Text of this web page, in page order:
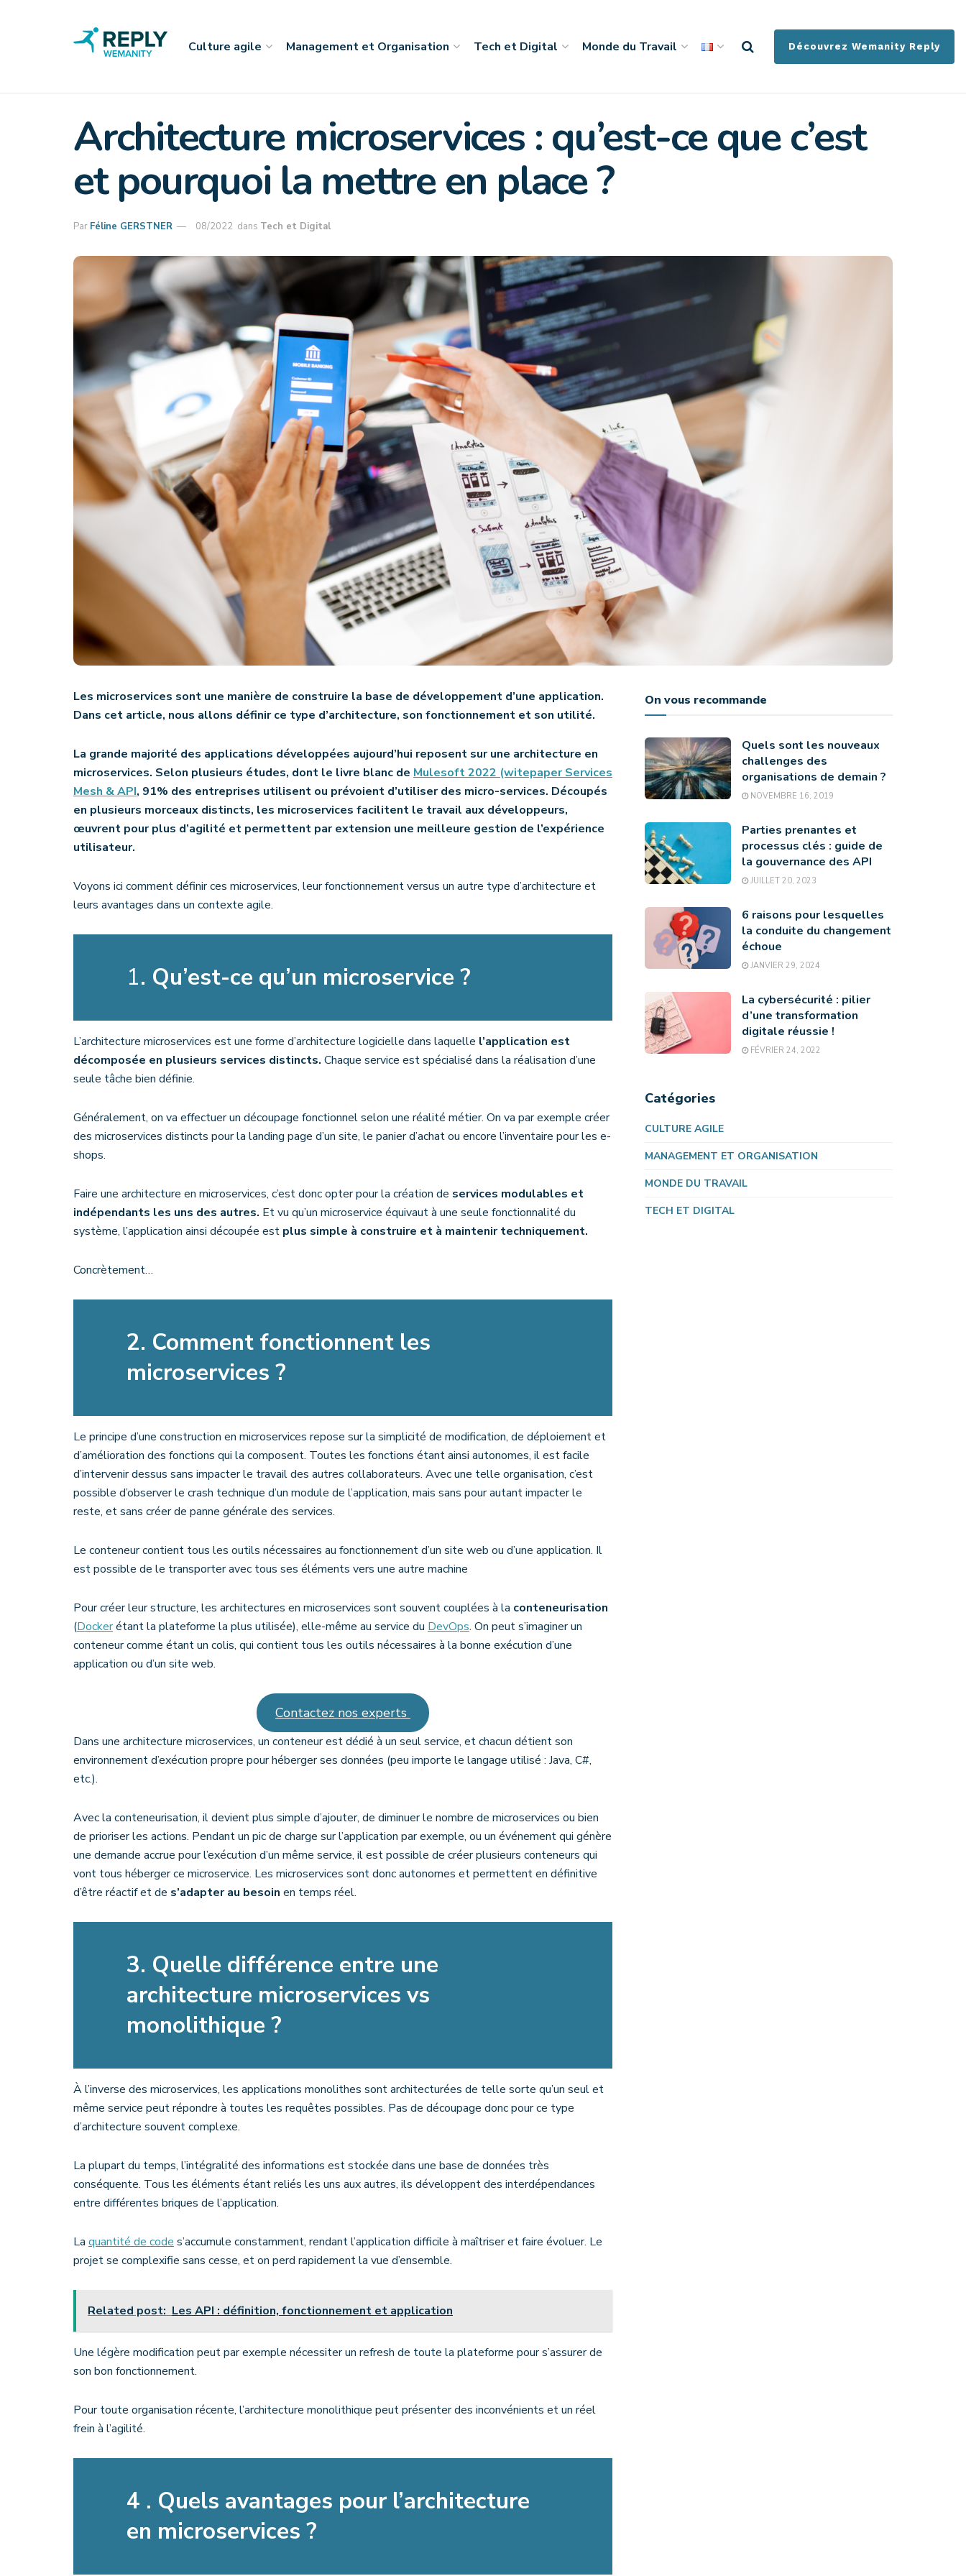
Culture agile Management et Organisation Tech et Digital Monde du Travail Découvrez Wemanity Reply
Architecture microservices : qu’est-ce que c’est
et pourquoi la mettre en place ?
Par Féline GERSTNER 08/2022 dans Tech et Digital
Les microservices sont une manière de construire la base de développement d’une application.
Dans cet article, nous allons définir ce type d’architecture, son fonctionnement et son utilité.
La grande majorité des applications développées aujourd’hui reposent sur une architecture en
microservices. Selon plusieurs études, dont le livre blanc de Mulesoft 2022 (witepaper Services
Mesh & API, 91% des entreprises utilisent ou prévoient d’utiliser des micro-services. Découpés
en plusieurs morceaux distincts, les microservices facilitent le travail aux développeurs,
œuvrent pour plus d’agilité et permettent par extension une meilleure gestion de l’expérience
utilisateur.
Voyons ici comment définir ces microservices, leur fonctionnement versus un autre type d’architecture et
leurs avantages dans un contexte agile.
1. Qu’est-ce qu’un microservice ?
L’architecture microservices est une forme d’architecture logicielle dans laquelle l’application est
décomposée en plusieurs services distincts. Chaque service est spécialisé dans la réalisation d’une
seule tâche bien définie.
Généralement, on va effectuer un découpage fonctionnel selon une réalité métier. On va par exemple créer
des microservices distincts pour la landing page d’un site, le panier d’achat ou encore l’inventaire pour les e-
shops.
Faire une architecture en microservices, c’est donc opter pour la création de services modulables et
indépendants les uns des autres. Et vu qu’un microservice équivaut à une seule fonctionnalité du
système, l’application ainsi découpée est plus simple à construire et à maintenir techniquement.
Concrètement…
2. Comment fonctionnent les
microservices ?
Le principe d’une construction en microservices repose sur la simplicité de modification, de déploiement et
d’amélioration des fonctions qui la composent. Toutes les fonctions étant ainsi autonomes, il est facile
d’intervenir dessus sans impacter le travail des autres collaborateurs. Avec une telle organisation, c’est
possible d’observer le crash technique d’un module de l’application, mais sans pour autant impacter le
reste, et sans créer de panne générale des services.
Le conteneur contient tous les outils nécessaires au fonctionnement d’un site web ou d’une application. Il
est possible de le transporter avec tous ses éléments vers une autre machine
Pour créer leur structure, les architectures en microservices sont souvent couplées à la conteneurisation
(Dockerétant la plateforme la plus utilisée), elle-même au service du DevOps. On peut s’imaginer un
conteneur comme étant un colis, qui contient tous les outils nécessaires à la bonne exécution d’une
application ou d’un site web.
Contactez nos experts
Dans une architecture microservices, un conteneur est dédié à un seul service, et chacun détient son
environnement d’exécution propre pour héberger ses données (peu importe le langage utilisé : Java, C#,
etc.).
Avec la conteneurisation, il devient plus simple d’ajouter, de diminuer le nombre de microservices ou bien
de prioriser les actions. Pendant un pic de charge sur l’application par exemple, ou un événement qui génère
une demande accrue pour l’exécution d’un même service, il est possible de créer plusieurs conteneurs qui
vont tous héberger ce microservice. Les microservices sont donc autonomes et permettent en définitive
d’être réactif et de s’adapter au besoin en temps réel.
3. Quelle différence entre une
architecture microservices vs
monolithique ?
À l’inverse des microservices, les applications monolithes sont architecturées de telle sorte qu’un seul et
même service peut répondre à toutes les requêtes possibles. Pas de découpage donc pour ce type
d’architecture souvent complexe.
La plupart du temps, l’intégralité des informations est stockée dans une base de données très
conséquente. Tous les éléments étant reliés les uns aux autres, ils développent des interdépendances
entre différentes briques de l’application.
La quantité de code s’accumule constamment, rendant l’application difficile à maîtriser et faire évoluer. Le
projet se complexifie sans cesse, et on perd rapidement la vue d’ensemble.
Related post: Les API : définition, fonctionnement et application
Une légère modification peut par exemple nécessiter un refresh de toute la plateforme pour s’assurer de
son bon fonctionnement.
Pour toute organisation récente, l’architecture monolithique peut présenter des inconvénients et un réel
frein à l’agilité.
4 . Quels avantages pour l’architecture
en microservices ?
On vous recommande
Quels sont les nouveaux
challenges des
organisations de demain ?
NOVEMBRE 16, 2019
Parties prenantes et
processus clés : guide de
la gouvernance des API
JUILLET 20, 2023
6 raisons pour lesquelles
la conduite du changement
échoue
JANVIER 29, 2024
La cybersécurité : pilier
d’une transformation
digitale réussie !
FÉVRIER 24, 2022
Catégories
CULTURE AGILE
MANAGEMENT ET ORGANISATION
MONDE DU TRAVAIL
TECH ET DIGITAL